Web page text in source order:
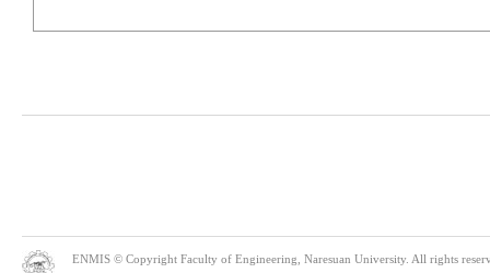
ENMIS © Copyright Faculty of Engineering, Naresuan University. All rights